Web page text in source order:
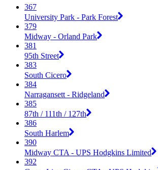
367
University Park - Park Forest
379
Midway - Orland Park
381
95th Street
383
South Cicero
384
Narragansett - Ridgeland
385
87th / 111th / 127th
386
South Harlem
390
Midway CTA - UPS Hodgkins Limited
392